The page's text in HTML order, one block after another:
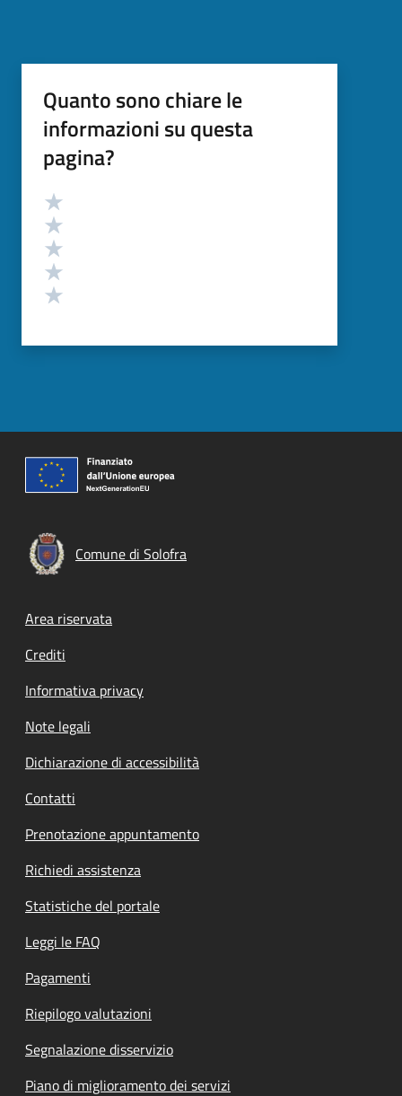
Quanto sono chiare le
informazioni su questa
pagina?
Valutazione
Comune di Solofra
Footer menu
Area riservata
Crediti
Informativa privacy
Note legali
Dichiarazione di accessibilità
Contatti
Prenotazione appuntamento
Richiedi assistenza
Statistiche del portale
Leggi le FAQ
Pagamenti
Riepilogo valutazioni
Segnalazione disservizio
Piano di miglioramento dei servizi